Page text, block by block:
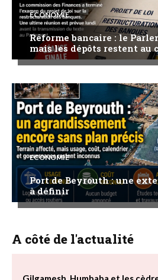
ECONOMIE
Réforme bancaire : le
mais les dépôts restent au
ECONOMIE
Port de Beyrouth : une
à définir
A côté de l'actualité